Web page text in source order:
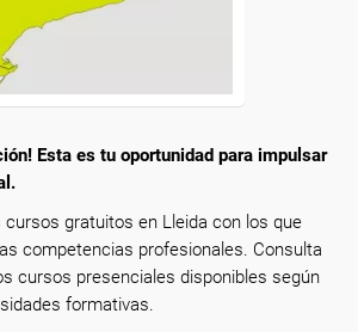
Esta es tu oportunidad para impulsar
gratuitos en Lleida con los que
competencias profesionales. Consulta
cursos presenciales disponibles según
formativas.